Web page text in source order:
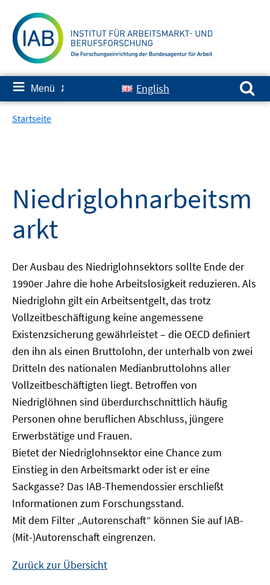
zum
Inhalt
≡ Menü ✘ English
Suchen nach:
Startseite
Niedriglohnarbeitsm
arkt
Der Ausbau des Niedriglohnsektors sollte Ende der
1990er Jahre die hohe Arbeitslosigkeit reduzieren. Als
Niedriglohn gilt ein Arbeitsentgelt, das trotz
Vollzeitbeschäftigung keine angemessene
Existenzsicherung gewährleistet – die OECD definiert
den ihn als einen Bruttolohn, der unterhalb von zwei
Dritteln des nationalen Medianbruttolohns aller
Vollzeitbeschäftigten liegt. Betroffen von
Niedriglöhnen sind überdurchschnittlich häufig
Personen ohne beruflichen Abschluss, jüngere
Erwerbstätige und Frauen.
Bietet der Niedriglohnsektor eine Chance zum
Einstieg in den Arbeitsmarkt oder ist er eine
Sackgasse? Das IAB-Themendossier erschließt
Informationen zum Forschungsstand.
Mit dem Filter „Autorenschaft“ können Sie auf IAB-
(Mit-)Autorenschaft eingrenzen.
Zurück zur Übersicht